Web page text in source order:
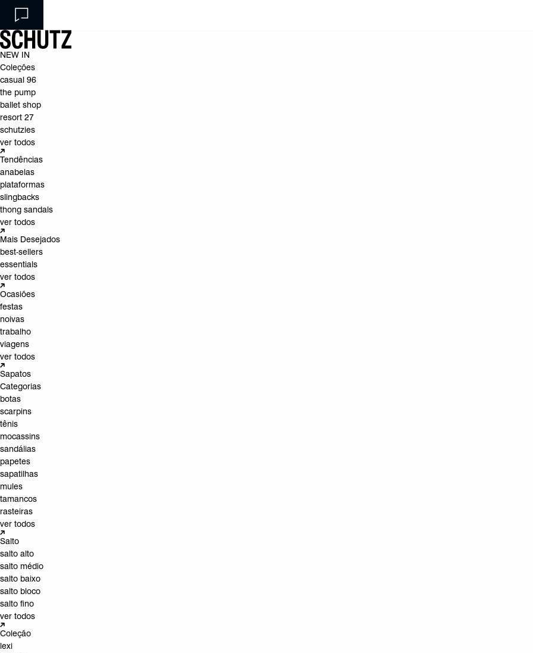
NEW IN
Coleções
casual 96
the pump
ballet shop
resort 27
schutzies
ver todos
Tendências
anabelas
plataformas
slingbacks
thong sandals
ver todos
Mais Desejados
best-sellers
essentials
ver todos
Ocasiões
festas
noivas
trabalho
viagens
ver todos
Sapatos
Categorias
botas
scarpins
tênis
mocassins
sandálias
papetes
sapatilhas
mules
tamancos
rasteiras
ver todos
Salto
salto alto
salto médio
salto baixo
salto bloco
salto fino
ver todos
Coleção
lexi